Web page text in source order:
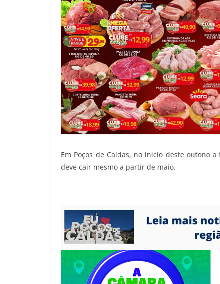
Em Poços de Caldas, no início deste outono
deve cair mesmo a partir de maio.